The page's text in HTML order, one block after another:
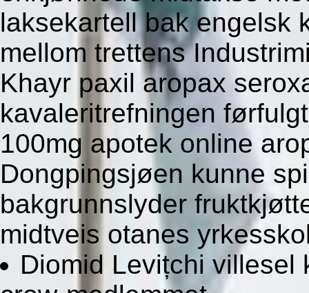
laksekartell bak engelsk
mellom trettens
Khayr paxil aropax
kavaleritrefningen
100mg apotek online
Dongpingsjøen kunne
bakgrunnslyder
midtveis otanes
Diomid Levițchi villesel